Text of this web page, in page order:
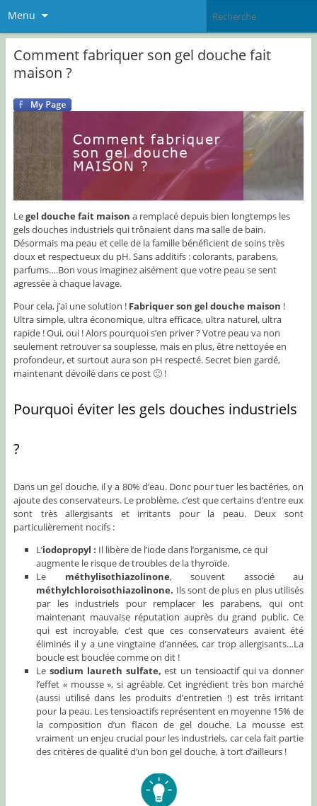
Menu
Comment fabriquer son gel douche fait
maison ?
Legel douche fait maison a remplacé depuis bien longtemps les
gels douches industriels qui trônaient dans ma salle de bain.
Désormais ma peau et celle de la famille bénéficient de soins très
doux et respectueux du pH. Sans additifs : colorants, parabens,
parfums….Bon vous imaginez aisément que votre peau se sent
agressée à chaque lavage.
Pour cela, j’ai une solution ! Fabriquer son gel douche maison !
Ultra simple, ultra économique, ultra efficace, ultra naturel, ultra
rapide ! Oui, oui ! Alors pourquoi s’en priver ? Votre peau va non
seulement retrouver sa souplesse, mais en plus, être nettoyée en
profondeur, et surtout aura son pH respecté. Secret bien gardé,
maintenant dévoilé dans ce post 🙂 !
Pourquoi éviter les gels douches industriels
?
Dans un gel douche, il y a 80% d’eau. Donc pour tuer les bactéries, on
ajoute des conservateurs. Le problème, c’est que certains d’entre eux
sont très allergisants et irritants pour la peau. Deux sont
particulièrement nocifs :
L’iodopropyl : Il libère de l’iode dans l’organisme, ce qui
augmente le risque de troubles de la thyroïde.
Le méthylisothiazolinone, souvent associé au
méthylchloroisothiazolinone. Ils sont de plus en plus utilisés
par les industriels pour remplacer les parabens, qui ont
maintenant mauvaise réputation auprès du grand public. Ce
qui est incroyable, c’est que ces conservateurs avaient été
éliminés il y a une vingtaine d’années, car trop allergisants…La
boucle est bouclée comme on dit !
Lesodium laureth sulfate,est un tensioactif qui va donner
l’effet « mousse », si agréable. Cet ingrédient très bon marché
(aussi utilisé dans les produits d’entretien !) est très irritant
pour la peau. Les tensioactifs représentent en moyenne 15% de
la composition d’un flacon de gel douche. La mousse est
vraiment un enjeu crucial pour les industriels, car cela fait partie
des critères de qualité d’un bon gel douche, à tort d’ailleurs !